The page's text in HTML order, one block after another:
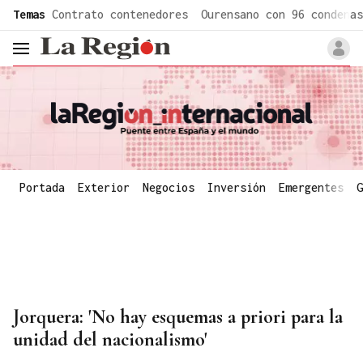
Temas Contrato contenedores Ourensano con 96 condenas
header.menu.open
Portada Exterior Negocios Inversión Emergentes
Jorquera: 'No hay esquemas a priori para la
unidad del nacionalismo'